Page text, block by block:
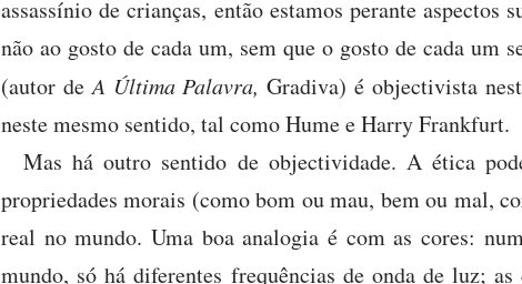
assassínio de crianças, então estamos perante aspectos
não ao gosto de cada um, sem que o gosto de cada um
(autor deA Última Palavra,Gradiva) é objectivista
neste mesmo sentido, tal como Hume e Harry Frankfurt.
Mas há outro sentido de objectividade. A ética
propriedades morais (como bom ou mau, bem ou mal,
real no mundo. Uma boa analogia é com as cores:
mundo, só há diferentes frequências de onda de luz;